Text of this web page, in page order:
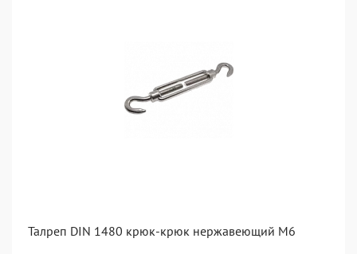
Талреп DIN 1480 крюк-крюк нержавеющий М6